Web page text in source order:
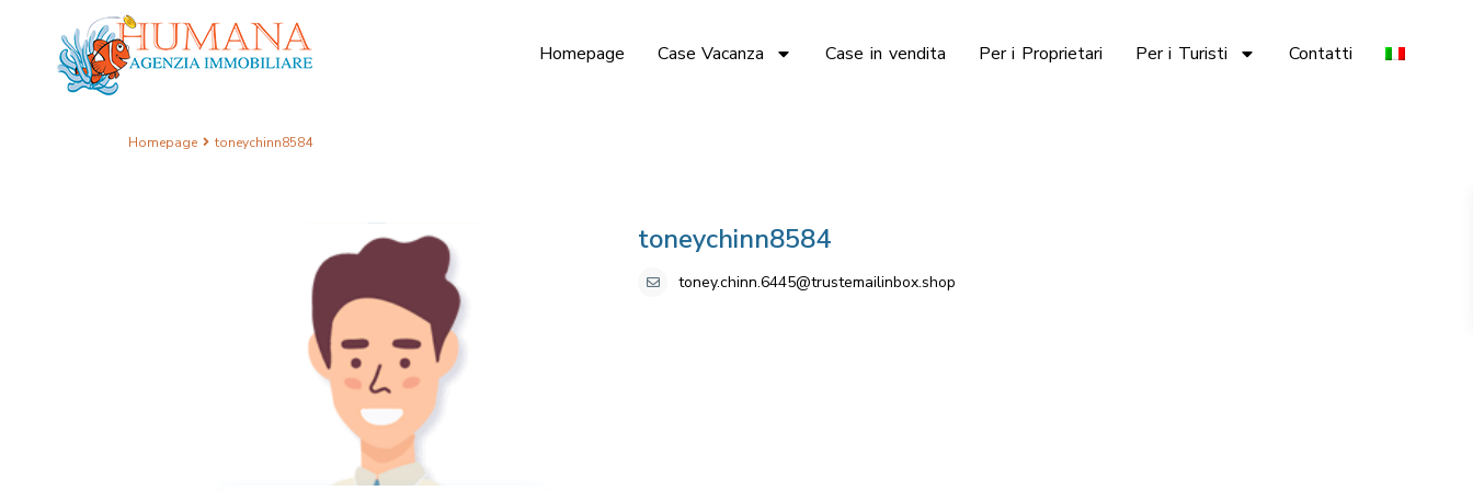
Homepage Case Vacanza Case in vendita Per i Proprietari Per i Turisti Contatti
Homepage toneychinn8584
toneychinn8584
toney.chinn.6445@trustemailinbox.shop